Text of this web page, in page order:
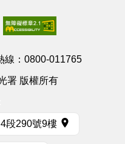
： 0800-011765
署 版權所有
段290號9樓